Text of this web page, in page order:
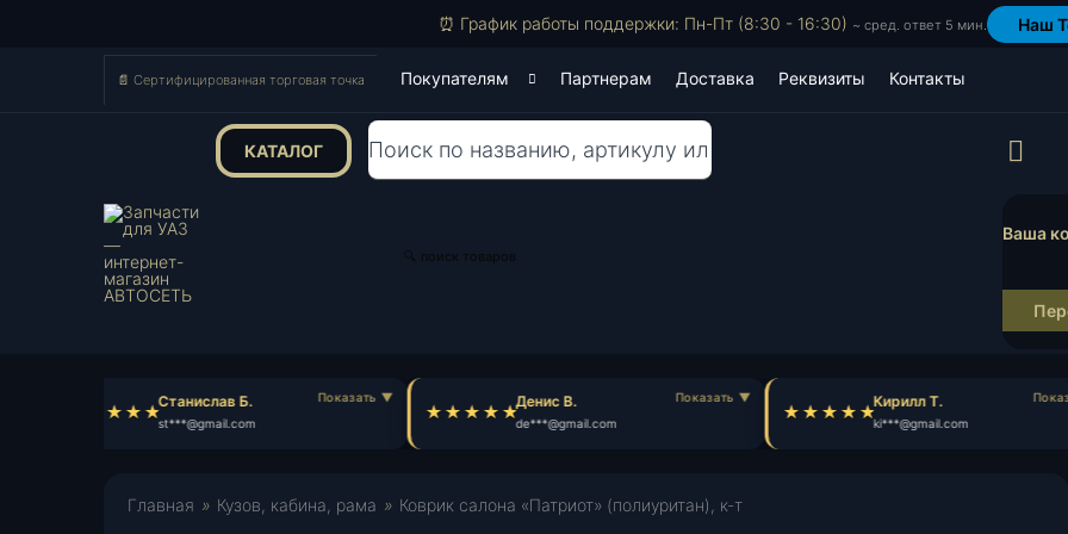
⏰ График работы поддержки: Пн-Пт (8:30 - 16:30) ~ сред. ответ 5 мин. Наш
📄 Сертифицированная торговая точка Покупателям Партнерам Доставка Реквизиты Контакты
КАТАЛОГ Поиск
🔍 поиск товаров
Ваша
Станислав Б.
st***@gmail.com
Денис В.
de***@gmail.com
Кирилл Т.
ki***@gmail.com
Главная » Кузов, кабина, рама » Коврик салона «Патриот» (полиуритан), к-т